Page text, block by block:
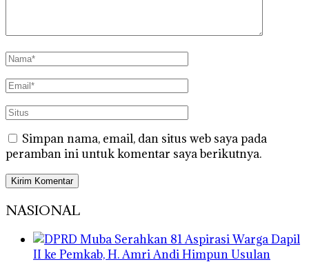
Simpan nama, email, dan situs web saya pada
peramban ini untuk komentar saya berikutnya.
NASIONAL